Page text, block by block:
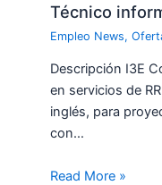
Técnico
Empleo News,
Descripción I3E
en servicios de
inglés, para
con…
Read More »